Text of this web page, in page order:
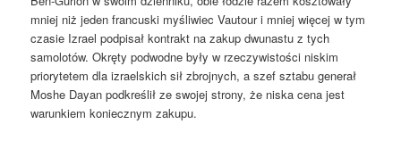
mniej niż jeden francuski myśliwiec Vautour i mniej więcej w tym
czasie Izrael podpisał kontrakt na zakup dwunastu z tych
samolotów. Okręty podwodne były w rzeczywistości niskim
priorytetem dla izraelskich sił zbrojnych, a szef sztabu generał
Moshe Dayan podkreślił ze swojej strony, że niska cena jest
warunkiem koniecznym zakupu.